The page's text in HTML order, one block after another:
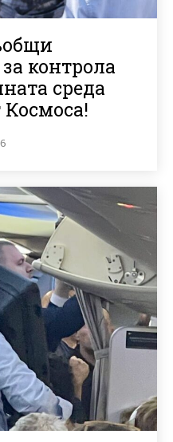
контрола
среда